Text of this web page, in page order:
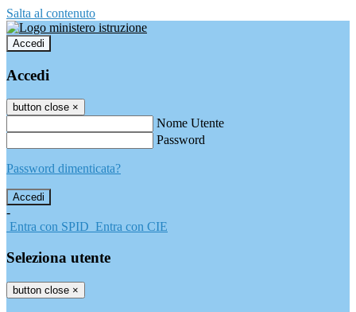
Salta al contenuto
Accedi
Accedi
button close ×
Nome Utente
Password
Password dimenticata?
-
Entra con SPID Entra con CIE
Seleziona utente
button close ×